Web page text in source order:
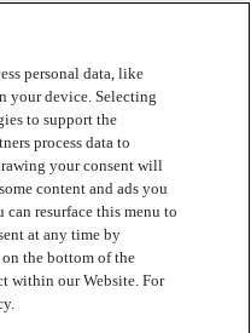
personal data, like
your device. Selecting
to support the
process data to
your consent will
content and ads you
can resurface this menu to
at any time by
the bottom of the
within our Website. For